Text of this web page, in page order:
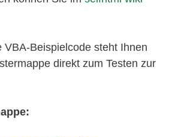
VBA-Beispielcode steht Ihnen
direkt zum Testen zur